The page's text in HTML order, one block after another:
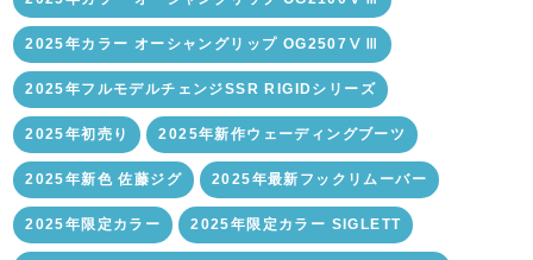
2025年カラー オーシャングリップ OG2507ⅤⅢ
2025年フルモデルチェンジSSR RIGIDシリーズ
2025年初売り 2025年新作ウェーディングブーツ
2025年新色 佐藤ジグ 2025年最新フックリムーバー
2025年限定カラー 2025年限定カラー SIGLETT